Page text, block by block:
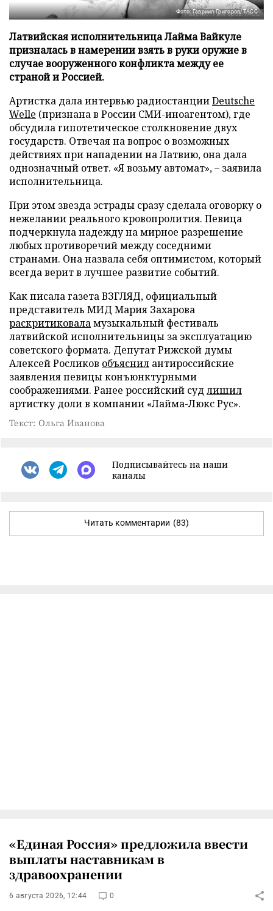
Фото: Гавриил Григоров/ТАСС
Латвийская исполнительница Лайма Вайкуле
призналась в намерении взять в руки оружие в
случае вооруженного конфликта между ее
страной и Россией.
Артистка дала интервью радиостанцииDeutsche
Welle (признана в России СМИ-иноагентом), где
обсудила гипотетическое столкновение двух
государств. Отвечая на вопрос о возможных
действиях при нападении на Латвию, она дала
однозначный ответ. «Я возьму автомат», – заявила
исполнительница.
При этом звезда эстрады сразу сделала оговорку о
нежелании реального кровопролития. Певица
подчеркнула надежду на мирное разрешение
любых противоречий между соседними
странами. Она назвала себя оптимистом, который
всегда верит в лучшее развитие событий.
Как писала газета ВЗГЛЯД, официальный
представитель МИД Мария Захарова
раскритиковаламузыкальный фестиваль
латвийской исполнительницы за эксплуатацию
советского формата. Депутат Рижской думы
Алексей Росликов объяснил антироссийские
заявления певицы конъюнктурными
соображениями. Ранее российский суд лишил
артистку доли в компании «Лайма-Люкс Рус».
Текст: Ольга Иванова
Подписывайтесь на наши
каналы
Читать комментарии (83)
«Единая Россия» предложила ввести
выплаты наставникам в
здравоохранении
6 августа 2026, 12:44 0